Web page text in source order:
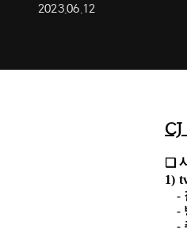
2023.06.12
❑
1)
-
-
-